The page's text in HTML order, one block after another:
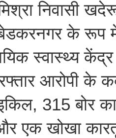
निवासी
के रूप
स्वास्थ्य केंद्र
आरोपी के
315 बोर
एक खोखा